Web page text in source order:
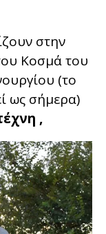
στην
Κοσμά του
(το
ως σήμερα)
,